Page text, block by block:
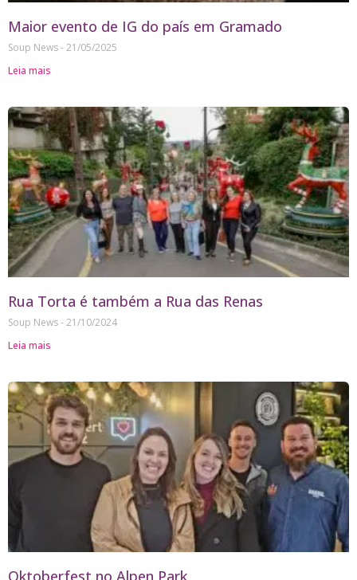
Maior evento de IG do país em Gramado
Soup News 21/05/2025
Leia mais
Rua Torta é também a Rua das Renas
Soup News 21/10/2024
Leia mais
Oktoberfest no Alpen Park